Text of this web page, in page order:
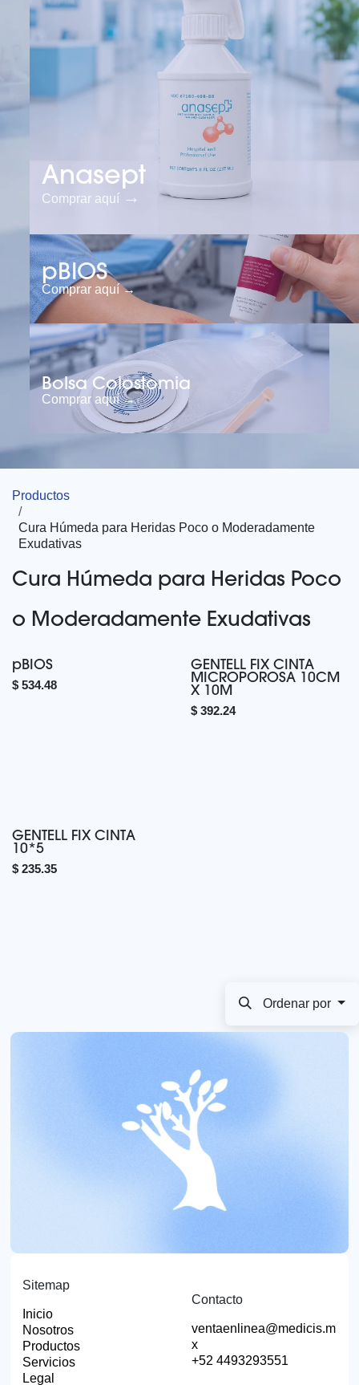
Anasept
Comprar aquí →
pBIOS
Comprar aquí →
Bolsa Colostomia
Comprar aquí →
Productos
Cura Húmeda para Heridas Poco o Moderadamente
Exudativas
Cura Húmeda para Heridas Poco
o Moderadamente Exudativas
pBIOS
$ 534.48
GENTELL FIX CINTA
MICROPOROSA 10CM
X 10M
$ 392.24
GENTELL FIX CINTA
10*5
$ 235.35
Ordenar por
Sitemap
Inicio
Nosotros
Productos
Servicios
Legal
Contacto
ventaenlinea@medicis.m
x
+52 4493293551